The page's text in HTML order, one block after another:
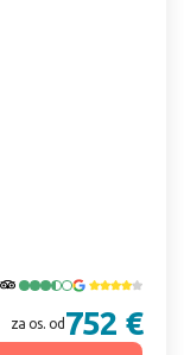
za os. od 752 €